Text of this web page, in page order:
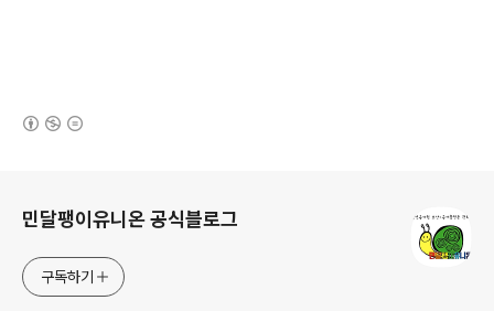
민달팽이유니온 공식블로그
구독하기